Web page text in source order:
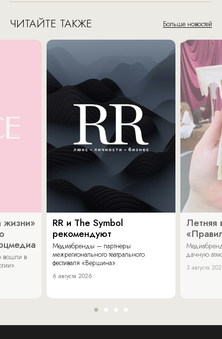
ЧИТАЙТЕ ТАКЖЕ Больше новостей
жизни»
вошли в
RR и The Symbol
рекомендуют
Медиабренды – партнеры
межрегионального театрального
фестиваля «Вершина».
6 августа 2026
Летняя
дачную
3 августа